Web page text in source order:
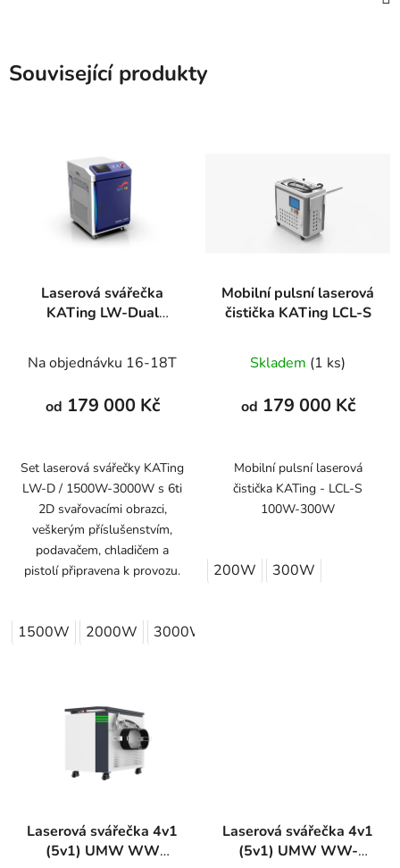
Související produkty
Laserová svářečka
KATing LW-Dual
Na objednávku 16-18T
od 179 000 Kč
Set laserová svářečky KATing
LW-D / 1500W-3000W s 6ti
2D svařovacími obrazci,
veškerým příslušenstvím,
podavačem, chladičem a
pistolí připravena k provozu.
1500W 2000W 3000W
Mobilní pulsní laserová
čistička KATing LCL-S
Skladem (1 ks)
od 179 000 Kč
Mobilní pulsní laserová
čistička KATing - LCL-S
100W-300W
200W 300W
Laserová svářečka 4v1
(5v1) UMW WW
Laserová svářečka 4v1
(5v1) UMW WW-